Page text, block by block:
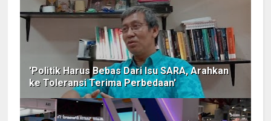
'Politik Harus Bebas Dari Isu SARA, Arahkan
ke Toleransi Terima Perbedaan'